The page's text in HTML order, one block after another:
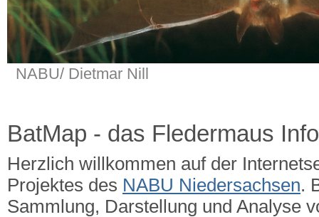
NABU/ Dietmar Nill
BatMap - das Fledermaus
Herzlich willkommen auf der
Projektes des NABU Niedersachsen.
Sammlung, Darstellung und Analyse